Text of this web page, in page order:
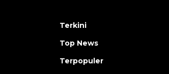
Terkini
Top News
Terpopuler